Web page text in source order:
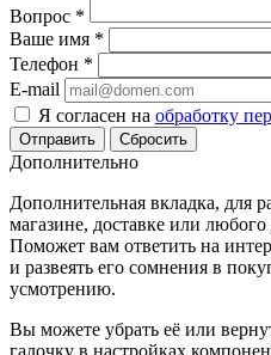
Вопрос *
Ваше имя *
Телефон *
E-mail
Я согласен на обработку
Сбросить
Дополнительно
Дополнительная вкладка, для
магазине, доставке или
Поможет вам ответить на
и развеять его сомнения в
усмотрению.
Вы можете убрать её или
галочку в настройках